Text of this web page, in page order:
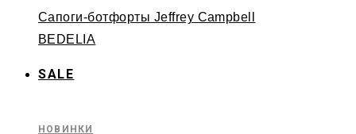
Сапоги-ботфорты Jeffrey Campbell
BEDELIA
SALE
НОВИНКИ